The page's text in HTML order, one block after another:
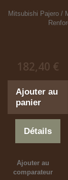
Mitsubishi Pajero /
182,40 €
Ajouter au
panier
Détails
Ajouter au
comparateur